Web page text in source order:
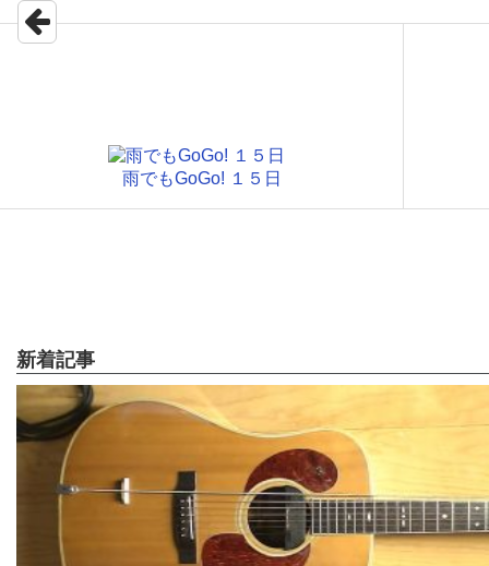
雨でもGoGo! １５日
新着記事